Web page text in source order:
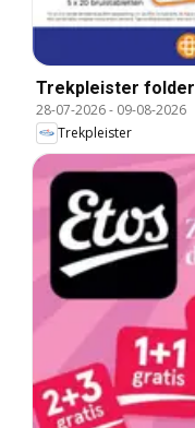
Trekpleister folder
28-07-2026- 09-08-2026
Trekpleister